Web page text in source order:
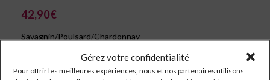
Gérez votre confidentialité
Pour offrir les meilleures expériences, nous et nos partenaires utilisons
42,90€
Savagnin/Poulsard/Chardonnay